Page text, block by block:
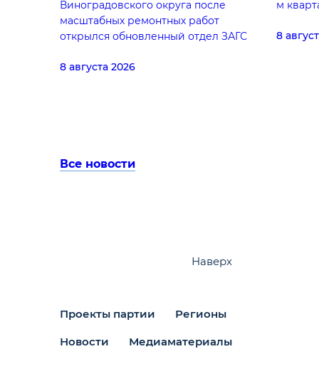
Виноградовского округа после
масштабных ремонтных работ
открылся обновленный отдел ЗАГС
8 августа 2026
м
8
Все новости
Проекты партии Регионы
Новости Медиаматериалы
Наверх